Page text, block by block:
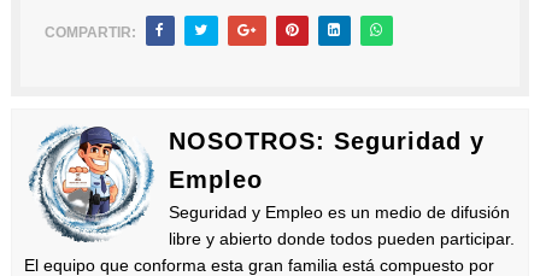
COMPARTIR:
NOSOTROS: Seguridad y
Empleo
Seguridad y Empleo es un medio de difusión
libre y abierto donde todos pueden participar.
El equipo que conforma esta gran familia está compuesto por